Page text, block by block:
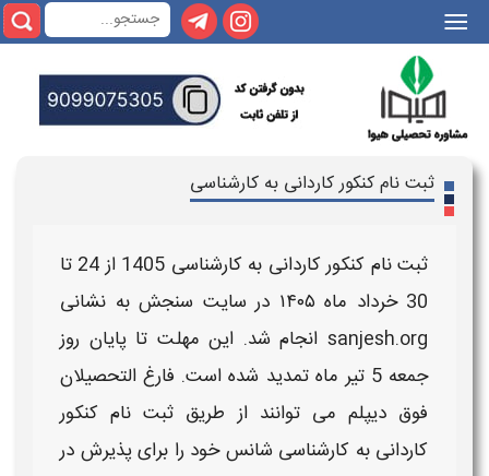
|||
ثبت نام کنکور کاردانی به کارشناسی
ثبت نام کنکور کاردانی به کارشناسی
1405 از 24 تا
30 خرداد ماه ۱۴۰۵ در سایت سنجش به نشانی
sanjesh.org انجام شد. این مهلت تا پایان روز
جمعه 5 تیر ماه تمدید شده است. فارغ التحصیلان
فوق دیپلم می توانند از طریق ثبت نام کنکور
کاردانی به کارشناسی شانس خود را برای پذیرش در